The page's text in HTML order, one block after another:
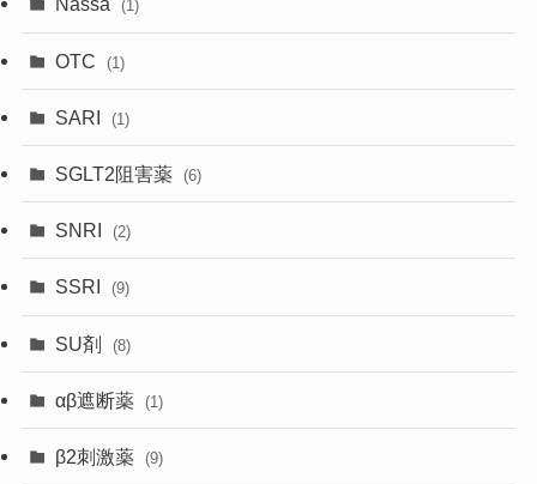
(1)
OTC (1)
SARI (1)
SGLT2阻害薬 (6)
SNRI (2)
SSRI (9)
SU剤 (8)
αβ遮断薬 (1)
β2刺激薬 (9)